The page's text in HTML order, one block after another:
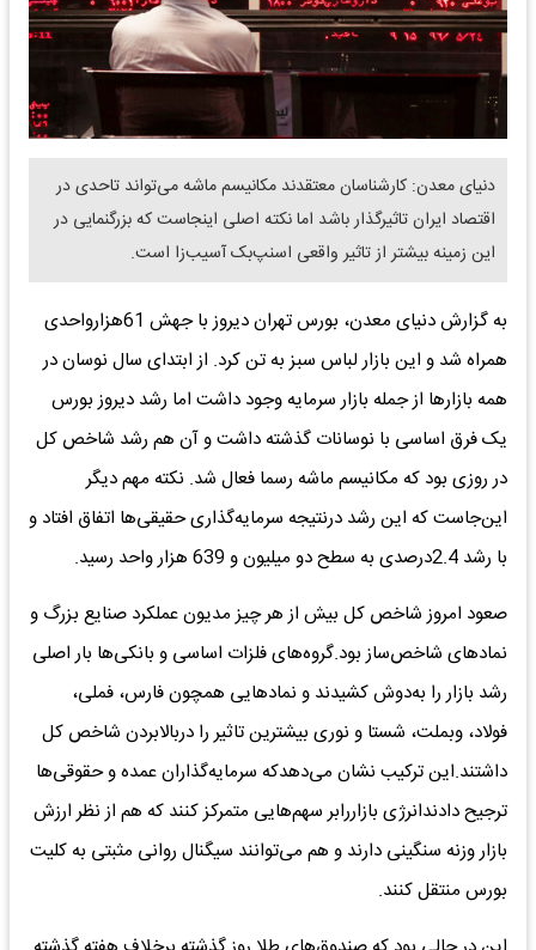
دنیای معدن: کارشناسان معتقدند مکانیسم ماشه می‌تواند تاحدی در
اقتصاد ایران تاثیر‌گذار باشد اما نکته اصلی اینجاست که بزرگنمایی در
این زمینه بیشتر از تاثیر واقعی اسنپ‌بک آسیب‌زا است.
به گزارش دنیای معدن، بورس تهران دیروز با جهش 61هزارواحدی
همراه شد و این بازار لباس سبز به تن کرد. از ابتدای سال نوسان در
همه بازارها از جمله بازار سرمایه وجود داشت اما رشد دیروز بورس
یک فرق اساسی با نوسانات گذشته داشت و آن هم رشد شاخص کل
در روزی بود که مکانیسم ماشه رسما فعال شد. نکته مهم دیگر
این‌جاست که این رشد درنتیجه سرمایه‌گذاری حقیقی‌ها اتفاق افتاد و
با رشد 2.4درصدی به سطح دو میلیون و 639 هزار واحد رسید.
صعود امروز شاخص کل بیش از هر چیز مدیون عملکرد صنایع بزرگ و
نمادهای شاخص‌ساز بود.گروه‌های فلزات اساسی و بانکی‌ها بار اصلی
رشد بازار را به‌دوش کشیدند و نمادهایی همچون فارس، فملی،
فولاد، وبملت، شستا و نوری بیشترین تاثیر را دربالا‌بردن شاخص کل
داشتند.این ترکیب نشان می‌دهدکه سرمایه‌گذاران عمده و حقوقی‌ها
ترجیح دادندانرژی بازاررابر سهم‌هایی متمرکز کنند که هم از نظر ارزش
بازار وزنه سنگینی دارند و هم می‌توانند سیگنال روانی مثبتی به کلیت
بورس منتقل کنند.